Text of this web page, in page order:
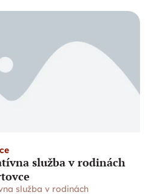
služba v rodinách
služba v rodinách